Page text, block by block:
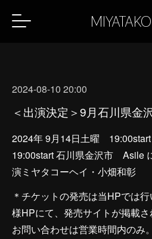
2024-08-10 20:00
＜出演決定＞9月石川県金
2024年 9月14日土曜
19:00start 石川県金沢市 Asile
演ミヤタコーヘイ・小畑和彰
＊チケットの発売は当HPでは
様HPにて、発売サイトが掲載
お問い合わせは営業時間内のみ